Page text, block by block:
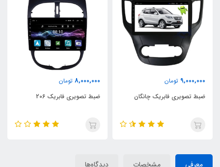
9,000,000 تومان
ضبط تصویری فابریک چانگان
8,000,000 تومان
ضبط تصویری فابریک 206
معرفی مشخصات دیدگاه‌ها